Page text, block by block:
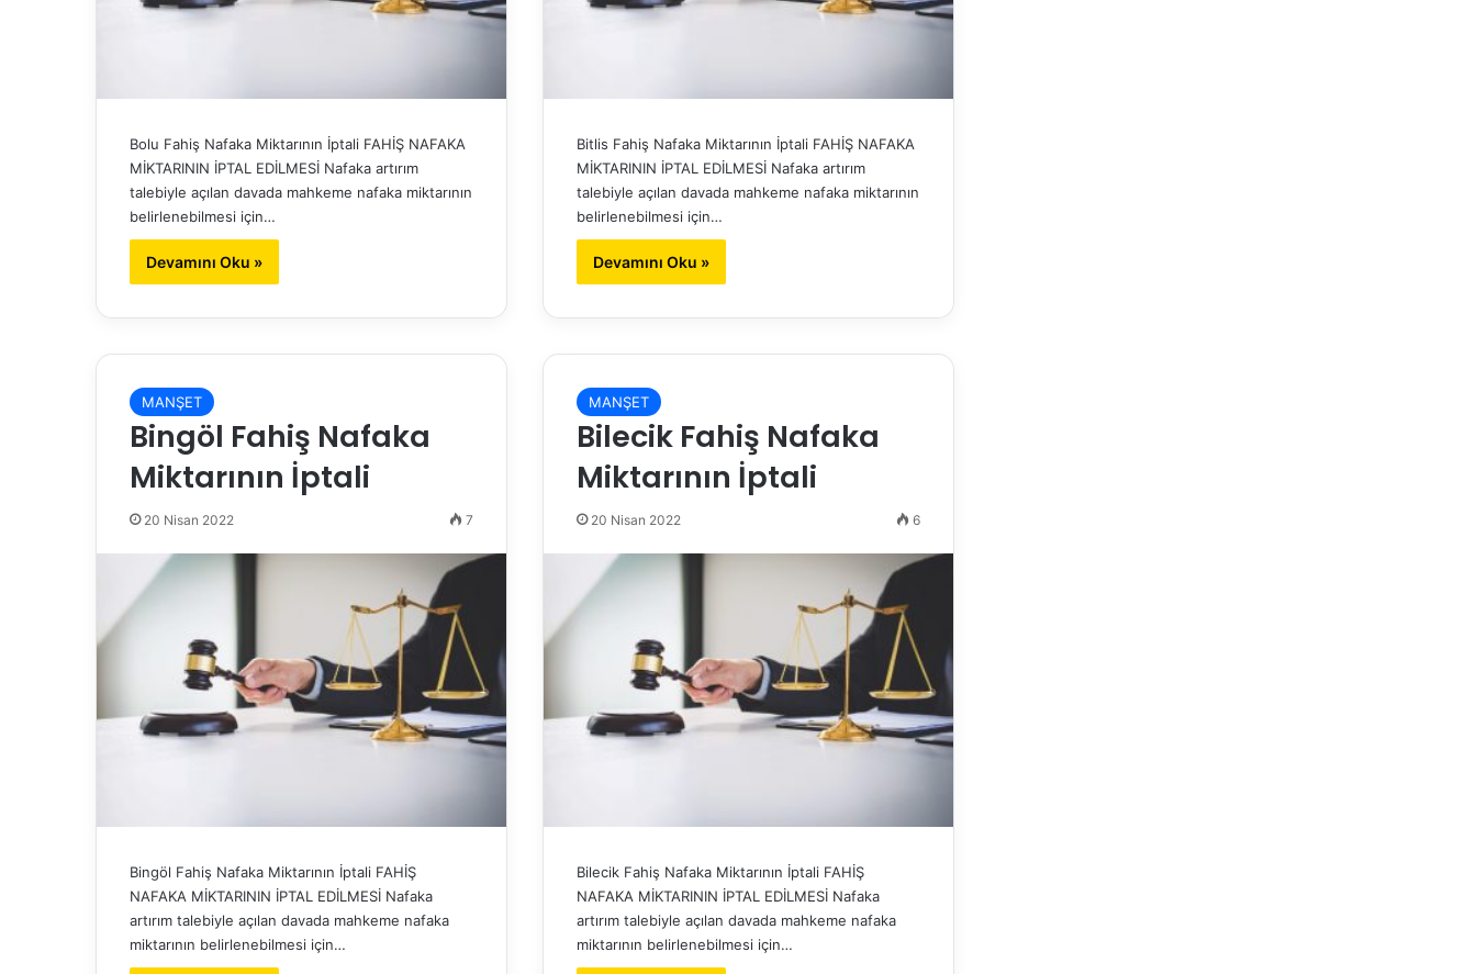
Bolu Fahiş Nafaka Miktarının İptali FAHİŞ NAFAKA
MİKTARININ İPTAL EDİLMESİ Nafaka artırım
talebiyle açılan davada mahkeme nafaka miktarının
belirlenebilmesi için…
Devamını Oku »
Bitlis Fahiş Nafaka Miktarının İptali FAHİŞ NAFAKA
MİKTARININ İPTAL EDİLMESİ Nafaka artırım
talebiyle açılan davada mahkeme nafaka miktarının
belirlenebilmesi için…
Devamını Oku »
MANŞET
Bingöl Fahiş Nafaka
Miktarının İptali
20 Nisan 2022 7
Bingöl Fahiş Nafaka Miktarının İptali FAHİŞ
NAFAKA MİKTARININ İPTAL EDİLMESİ Nafaka
artırım talebiyle açılan davada mahkeme nafaka
miktarının belirlenebilmesi için…
MANŞET
Bilecik Fahiş Nafaka
Miktarının İptali
20 Nisan 2022 6
Bilecik Fahiş Nafaka Miktarının İptali FAHİŞ
NAFAKA MİKTARININ İPTAL EDİLMESİ Nafaka
artırım talebiyle açılan davada mahkeme nafaka
miktarının belirlenebilmesi için…